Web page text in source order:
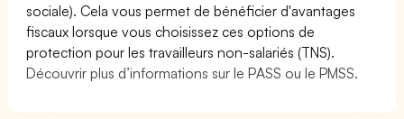
sociale). Cela vous permet de bénéficier d'avantages
fiscaux lorsque vous choisissez ces options de
protection pour les travailleurs non-salariés (TNS).
Découvrir plus d’informations sur le PASS ou le PMSS.